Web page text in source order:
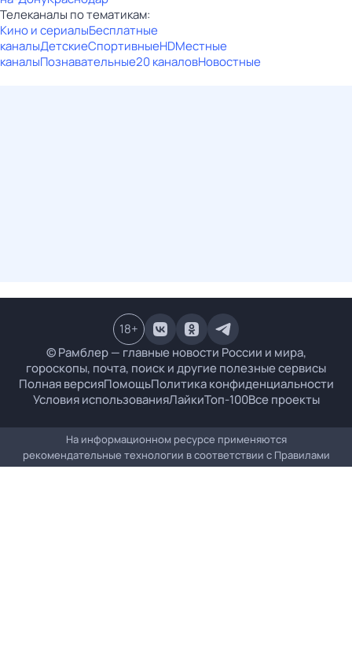
Телеканалы по тематикам:
Кино и сериалыБесплатные
каналыДетскиеСпортивныеHDМестные
каналыПознавательные20 каналовНовостные
© Рамблер — главные новости России и мира,
гороскопы, почта, поиск и другие полезные сервисы
Полная версияПомощьПолитика конфиденциальности
Условия использованияЛайкиТоп-100Все проекты
18+
На информационном ресурсе применяются
рекомендательные технологии в соответствии с Правилами